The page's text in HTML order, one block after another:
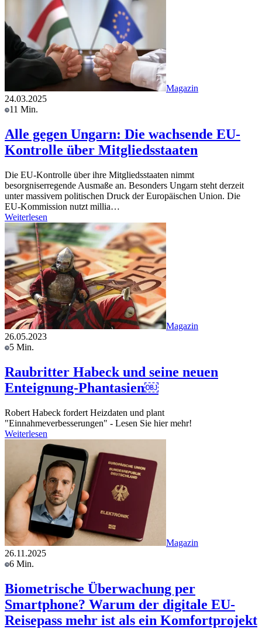
Magazin
24.03.2025
11 Min.
Alle gegen Ungarn: Die wachsende EU-
Kontrolle über Mitgliedsstaaten
Die EU-Kontrolle über ihre Mitgliedsstaaten nimmt
besorgniserregende Ausmaße an. Besonders Ungarn steht derzeit
unter massivem politischen Druck der Europäischen Union. Die
EU-Kommission nutzt millia…
Weiterlesen
Magazin
26.05.2023
5 Min.
Raubritter Habeck und seine neuen
Enteignung-Phantasien￼
Robert Habeck fordert Heizdaten und plant
"Einnahmeverbesserungen" - Lesen Sie hier mehr!
Weiterlesen
Magazin
26.11.2025
6 Min.
Biometrische Überwachung per
Smartphone? Warum der digitale EU-
Reisepass mehr ist als ein Komfortprojekt